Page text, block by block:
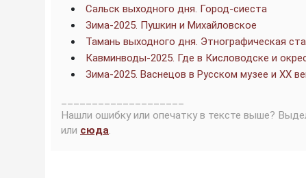
Сальск выходного дня. Город-сиеста
Зима-2025. Пушкин и Михайловское
Тамань выходного дня. Этнографическая
Кавминводы-2025. Где в Кисловодске и
Зима-2025. Васнецов в Русском музее и XX
Нашли ошибку или опечатку в тексте выше?
или сюда.